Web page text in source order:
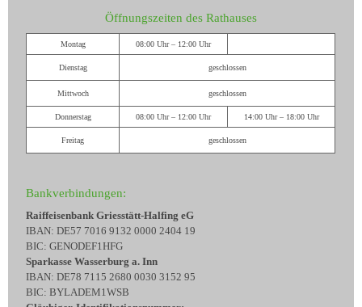
Öffnungszeiten des Rathauses
Montag 08:00 Uhr – 12:00 Uhr
Dienstag geschlossen
Mittwoch geschlossen
Donnerstag 08:00 Uhr – 12:00 Uhr 14:00 Uhr – 18:00 Uhr
Freitag geschlossen
Bankverbindungen:
Raiffeisenbank Griesstätt-Halfing eG
IBAN: DE57 7016 9132 0000 2404 19
BIC: GENODEF1HFG
Sparkasse Wasserburg a. Inn
IBAN: DE78 7115 2680 0030 3152 95
BIC: BYLADEM1WSB